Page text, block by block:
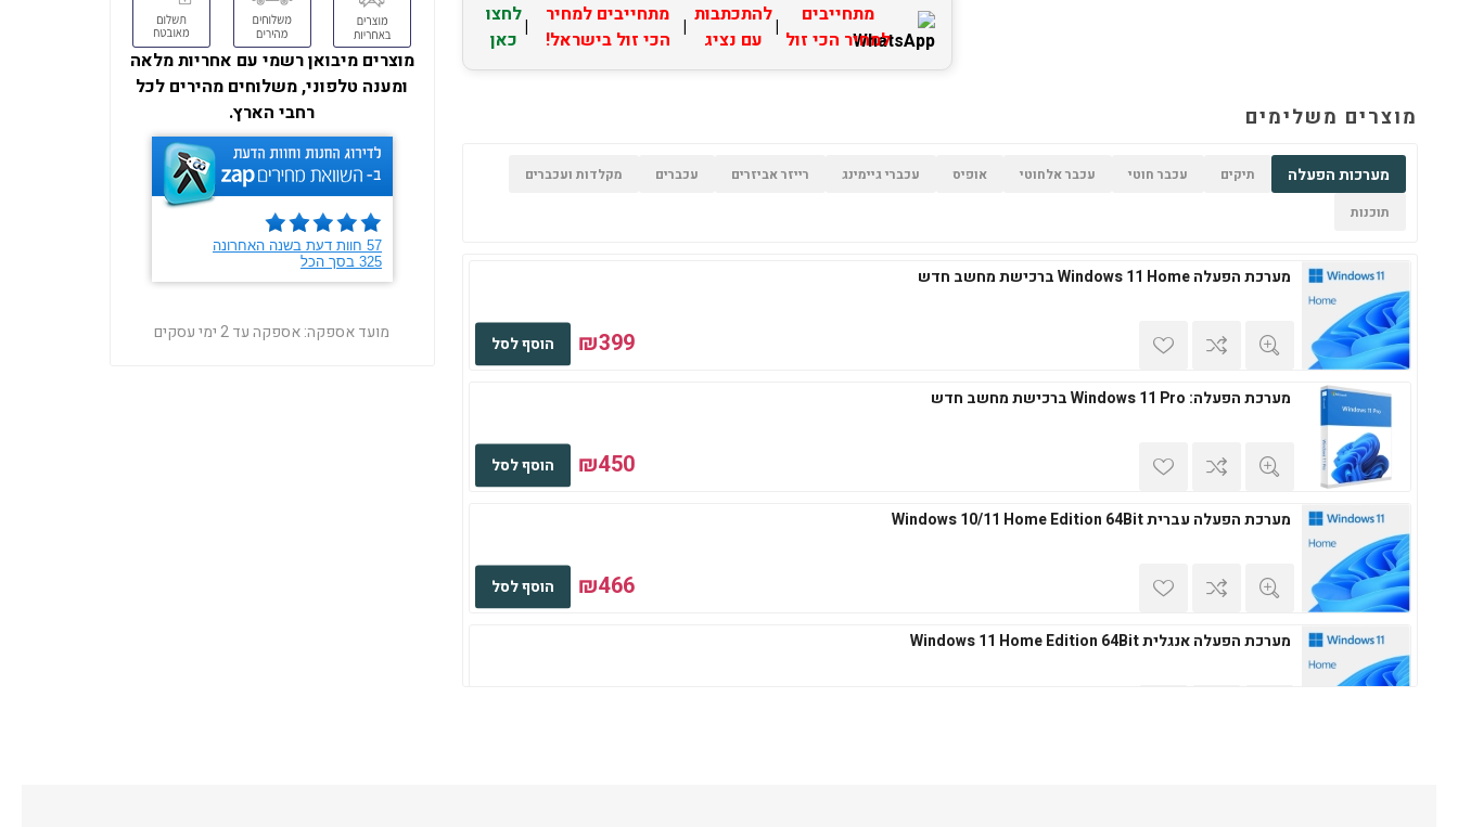
מתחייבים
למחיר הכי זול |להתכתבות
עם נציג
| מתחייבים למחיר
הכי זול בישראל!
|לחצו
כאן
מוצרים משלימים
מערכות הפעלה תיקים עכבר חוטי עכבר אלחוטי אופיס עכברי גיימינג רייזר אביזרים עכברים
מקלדות ועכברים
תוכנות
מערכת הפעלה Windows 11 Home ברכישת מחשב חדש
₪399 הוסף לסל
מערכת הפעלה: Windows 11 Pro ברכישת מחשב חדש
₪450 הוסף לסל
מערכת הפעלה עברית Windows 10/11 Home Edition 64Bit
₪466 הוסף לסל
מערכת הפעלה אנגלית Windows 11 Home Edition 64Bit
מוצרים מיבואן רשמי עם אחריות מלאה
ומענה טלפוני, משלוחים מהירים לכל
רחבי הארץ.
מועד אספקה:אספקה עד 2 ימי עסקים